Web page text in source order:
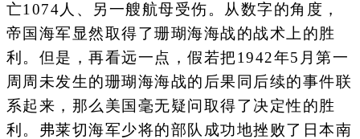
亡1074人、另一艘航母受伤。从数字的角度，
帝国海军显然取得了珊瑚海海战的战术上的胜
利。但是，再看远一点，假若把1942年5月第一
周周未发生的珊瑚海海战的后果同后续的事件联
系起来，那么美国毫无疑问取得了决定性的胜
利。弗莱切海军少将的部队成功地挫败了日本南